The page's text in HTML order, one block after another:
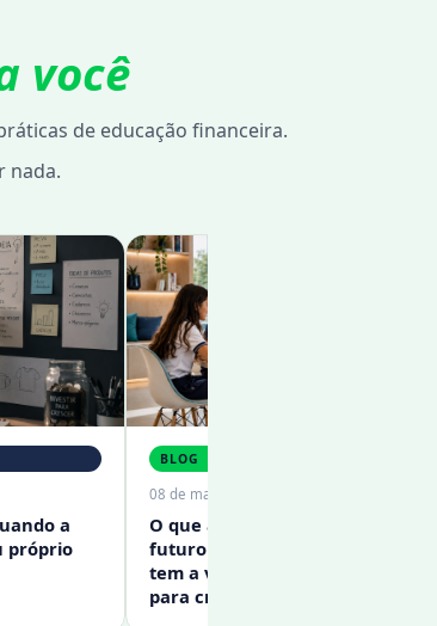
você
de educação financeira.
nada.
a
próprio
BLOG
08 de mai. de 2026
O que a BETT 2026 revela sobre o
futuro da educação — e o que
tem a ver com educação
para crianças e adolescentes